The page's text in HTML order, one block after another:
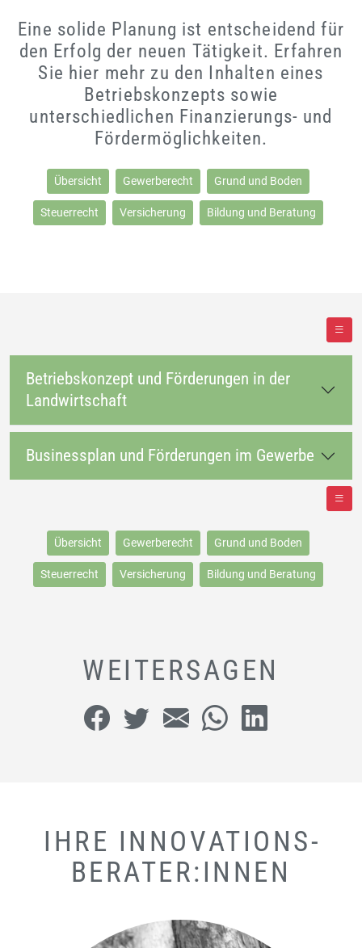
Eine solide Planung ist entscheidend für
den Erfolg der neuen Tätigkeit. Erfahren
Sie hier mehr zu den Inhalten eines
Betriebskonzepts sowie
unterschiedlichen Finanzierungs- und
Fördermöglichkeiten.
Übersicht Gewerberecht Grund und Boden
Steuerrecht Versicherung Bildung und Beratung
Betriebskonzept und Förderungen in der
Landwirtschaft
Businessplan und Förderungen im Gewerbe
Übersicht Gewerberecht Grund und Boden
Steuerrecht Versicherung Bildung und Beratung
WEITERSAGEN
IHRE INNOVATIONS­
BERATER:INNEN